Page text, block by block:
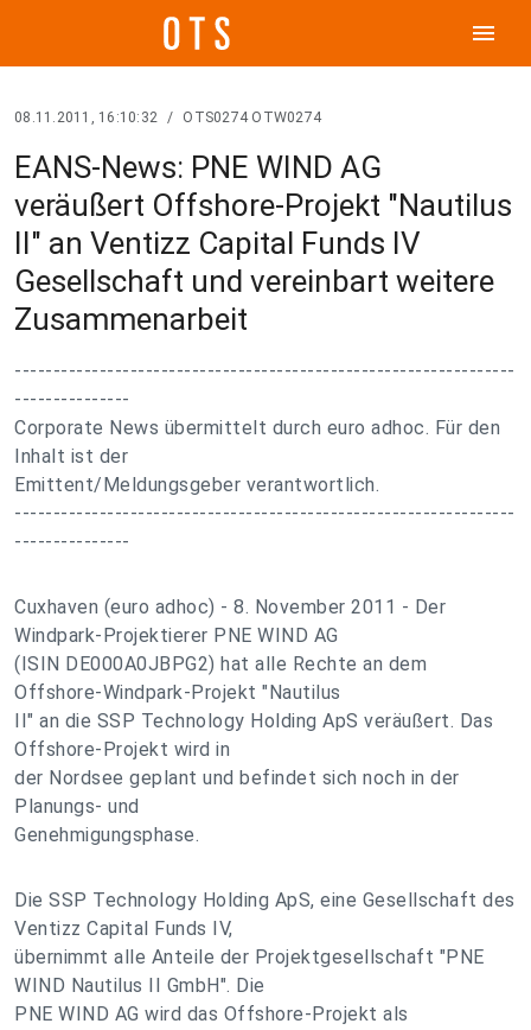
menu
08.11.2011, 16:10:32 / OTS0274 OTW0274
EANS-News: PNE WIND AG
veräußert Offshore-Projekt "Nautilus
II" an Ventizz Capital Funds IV
Gesellschaft und vereinbart weitere
Zusammenarbeit
-----------------------------------------------------------------
---------------
Corporate News übermittelt durch euro adhoc. Für den
Inhalt ist der
Emittent/Meldungsgeber verantwortlich.
-----------------------------------------------------------------
---------------
Cuxhaven (euro adhoc) - 8. November 2011 - Der
Windpark-Projektierer PNE WIND AG
(ISIN DE000A0JBPG2) hat alle Rechte an dem
Offshore-Windpark-Projekt "Nautilus
II" an die SSP Technology Holding ApS veräußert. Das
Offshore-Projekt wird in
der Nordsee geplant und befindet sich noch in der
Planungs- und
Genehmigungsphase.
Die SSP Technology Holding ApS, eine Gesellschaft des
Ventizz Capital Funds IV,
übernimmt alle Anteile der Projektgesellschaft "PNE
WIND Nautilus II GmbH". Die
PNE WIND AG wird das Offshore-Projekt als